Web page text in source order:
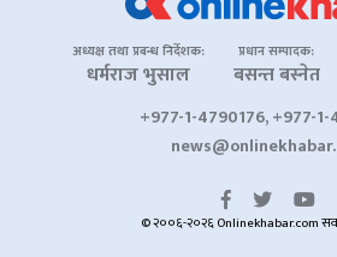
अध्यक्ष तथा प्रबन्ध निर्देशक:
धर्मराज भुसाल
प्रधान सम्पादक:
बसन्त बस्नेत
+977-1-4790176, +977-
© २००६-२०२६ Onlinekhabar.com